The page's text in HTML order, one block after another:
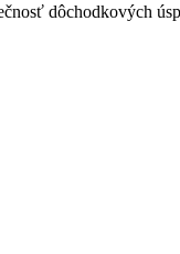
dôchodkových